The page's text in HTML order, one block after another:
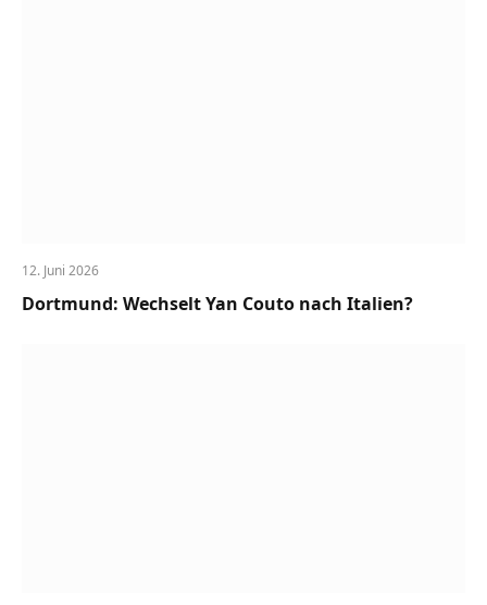
12. Juni 2026
Dortmund: Wechselt Yan Couto nach Italien?